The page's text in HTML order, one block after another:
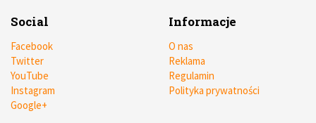
Social
Facebook
Twitter
YouTube
Instagram
Google+
Informacje
O nas
Reklama
Regulamin
Polityka prywatności